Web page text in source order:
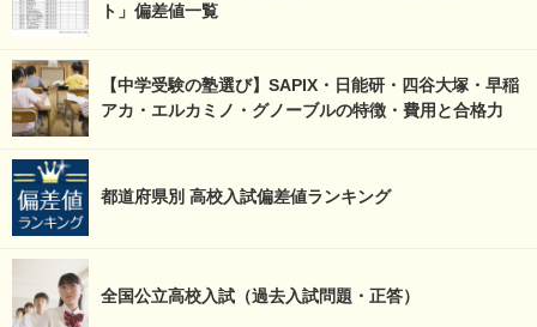
ト」偏差値一覧
【中学受験の塾選び】SAPIX・日能研・四谷大塚・早稲
アカ・エルカミノ・グノーブルの特徴・費用と合格力
都道府県別 高校入試偏差値ランキング
全国公立高校入試（過去入試問題・正答）